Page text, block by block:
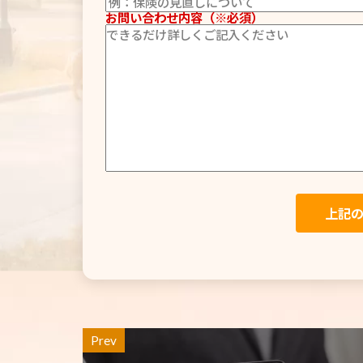
お問い合わせ内容（※必須）
Prev